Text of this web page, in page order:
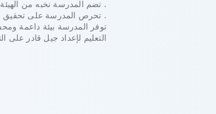
تضم المدرسة نخبه من الهيئة الإدارية والتدريسية المدربة على أعلى مستوى .
تحرص المدرسة على تحقيق جميع معايير وزارة التربية والتعليم وهيئة الشارقة للتعليم الخاص .
توفر المدرسة بيئة داعمة
التعليم لإعداد جيل قادر على